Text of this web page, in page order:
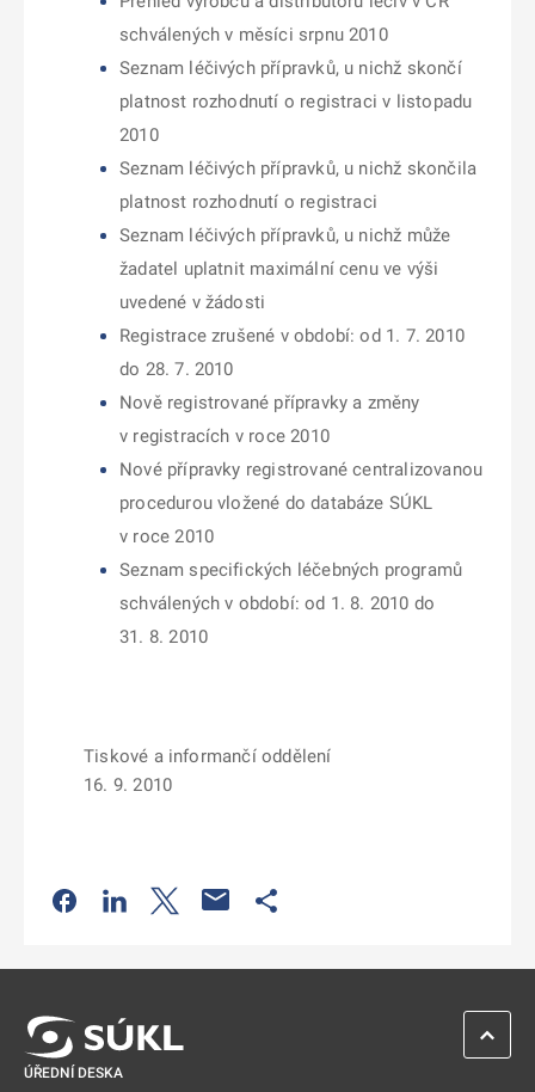
schválených v měsíci srpnu 2010
Seznam léčivých přípravků, u nichž skončí
platnost rozhodnutí o registraci v listopadu
2010
Seznam léčivých přípravků, u nichž skončila
platnost rozhodnutí o registraci
Seznam léčivých přípravků, u nichž může
žadatel uplatnit maximální cenu ve výši
uvedené v žádosti
Registrace zrušené v období: od 1. 7. 2010
do 28. 7. 2010
Nově registrované přípravky a změny
v registracích v roce 2010
Nové přípravky registrované centralizovanou
procedurou vložené do databáze SÚKL
v roce 2010
Seznam specifických léčebných programů
schválených v období: od 1. 8. 2010 do
31. 8. 2010
Tiskové a informančí oddělení
16. 9. 2010
Odkaz se otevře na nové kartě
Odkaz se otevře na nové kartě
Odkaz se otevře na nové kartě
ÚŘEDNÍ DESKA
ZPĚT